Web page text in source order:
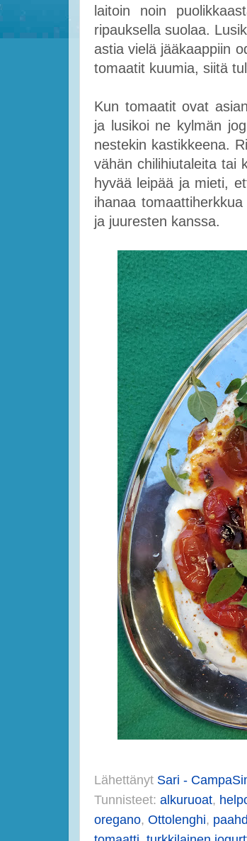
laitoin noin
ripauksella suolaa.
astia vielä jääkaappiin
tomaatit kuumia, siitä
Kun tomaatit ovat
ja lusikoi ne kylmän
nestekin kastikkeena.
vähän chilihiutaleita tai
hyvää leipää ja mieti,
ihanaa
ja juuresten kanssa.
Lähettänyt Sari -
Tunnisteet: alkuruoat,
oregano, Ottolenghi,